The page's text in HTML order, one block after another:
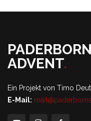
ADVENT.
Ein Projekt von Timo
E-Mail: